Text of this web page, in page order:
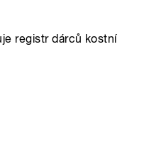
registr dárců kostní